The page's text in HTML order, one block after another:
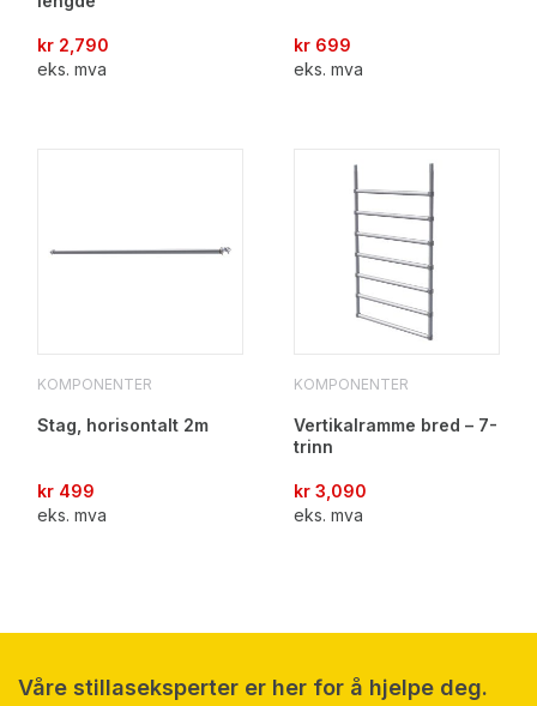
kr 2,790
eks. mva
kr 699
eks. mva
KOMPONENTER
Stag, horisontalt 2m
kr 499
eks. mva
KOMPONENTER
Vertikalramme bred – 7-
trinn
kr 3,090
eks. mva
Våre stillaseksperter er her for å hjelpe deg.